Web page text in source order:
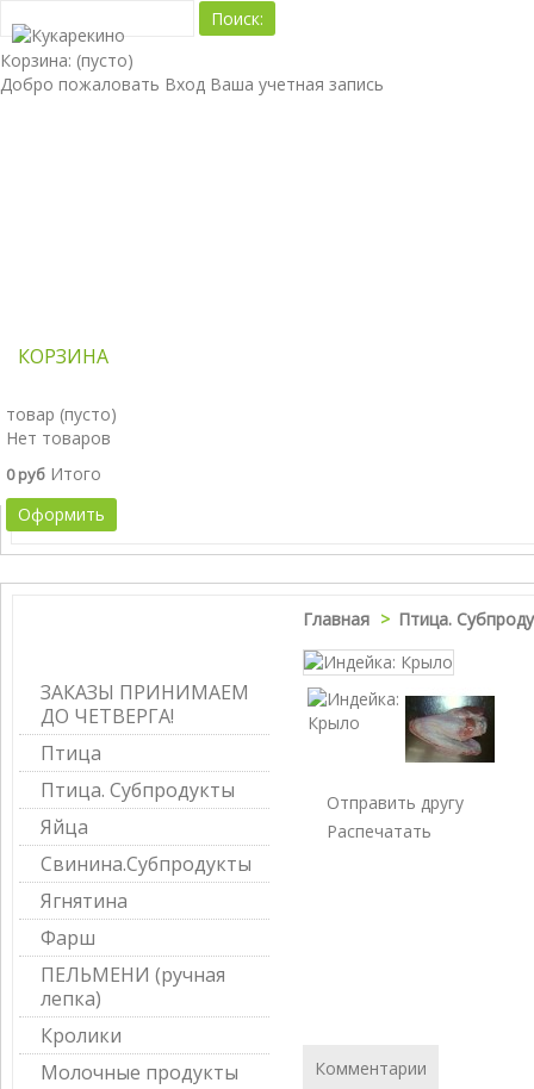
Корзина: (пусто)
Добро пожаловать Вход Ваша учетная запись
КОРЗИНА
товар (пусто)
Нет товаров
0 руб Итого
Оформить
Главная > Птица.
Отправить другу
Распечатать
Комментарии
ЗАКАЗЫ ПРИНИМАЕМ
ДО ЧЕТВЕРГА!
Птица
Птица. Субпродукты
Яйца
Свинина.Субпродукты
Ягнятина
Фарш
ПЕЛЬМЕНИ (ручная
лепка)
Кролики
Молочные продукты